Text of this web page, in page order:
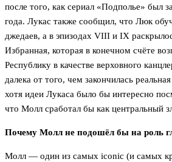
после того, как сериал «Подполье» был
года. Лукас также сообщил, что Люк
джедаев, а в эпизодах VIII и IX
Избранная, которая в конечном счёте
Республику в качестве верховного
далека от того, чем закончилась
хотя идеи Лукаса было бы интересно
что Молл сработал бы как центральный
Почему Молл не подошёл бы на роль
Молл — один из самых iconic (и самых